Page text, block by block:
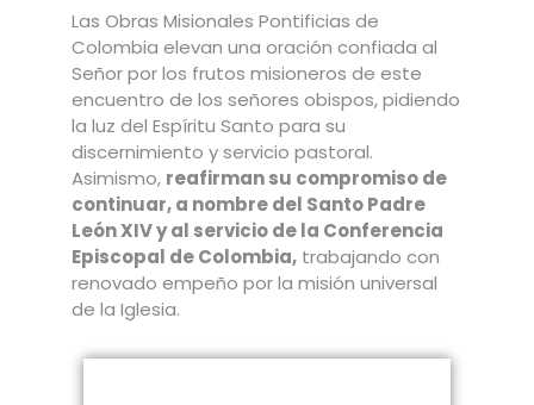
Las Obras Misionales Pontificias de
Colombia elevan una oración confiada al
Señor por los frutos misioneros de este
encuentro de los señores obispos, pidiendo
la luz del Espíritu Santo para su
discernimiento y servicio pastoral.
Asimismo, reafirman su compromiso de
continuar, a nombre del Santo Padre
León XIV y al servicio de la Conferencia
Episcopal de Colombia, trabajando con
renovado empeño por la misión universal
de la Iglesia.